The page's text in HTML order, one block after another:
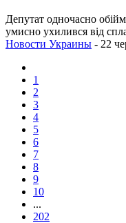
Депутат одночасно
умисно ухилився від
Новости Украины - 22
1
2
3
4
5
6
7
8
9
10
...
202